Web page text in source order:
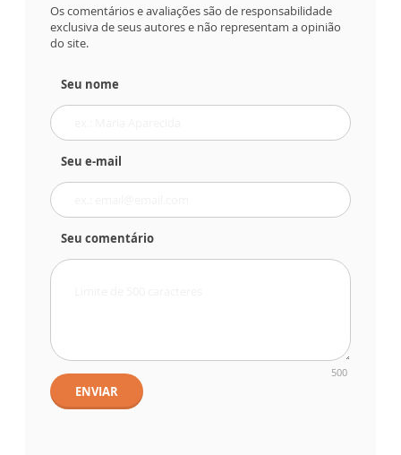
Os comentários e avaliações são de responsabilidade
exclusiva de seus autores e não representam a opinião
do site.
Seu nome
Seu e-mail
Seu comentário
500
ENVIAR